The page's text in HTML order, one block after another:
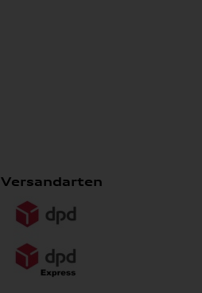
Versandarten